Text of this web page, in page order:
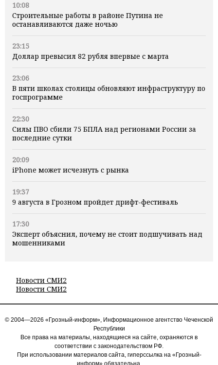
10:08
Строительные работы в районе Путина не
останавливаются даже ночью
23:15
Доллар превысил 82 рубля впервые с марта
23:06
В пяти школах столицы обновляют инфраструктуру по
госпрограмме
22:30
Силы ПВО сбили 75 БПЛА над регионами России за
последние сутки
20:09
iPhone может исчезнуть с рынка
19:37
9 августа в Грозном пройдет дрифт-фестиваль
17:30
Эксперт объяснил, почему не стоит подшучивать над
мошенниками
Новости СМИ2
Новости СМИ2
© 2004—2026 «Грозный-информ», Информационное агентство Чеченской
Республики
Все права на материалы, находящиеся на сайте, охраняются в
соответствии с законодательством РФ.
При использовании материалов сайта, гиперссылка на «Грозный-
информ» обязательна.